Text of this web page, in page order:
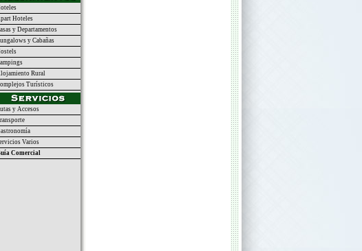
Hoteles
y Departamentos
y Cabañas
Rural
Turísticos
y Accesos
Varios
Comercial